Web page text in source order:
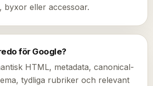
byxor eller accessoar.
för Google?
HTML, metadata, canonical-
tydliga rubriker och relevant